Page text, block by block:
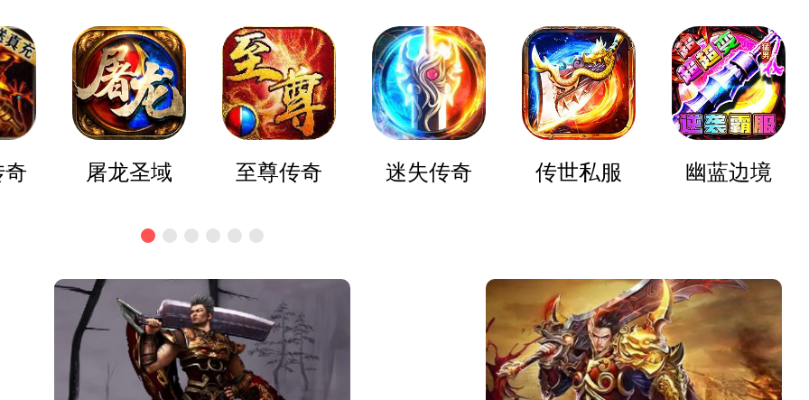
屠龙圣域 至尊传奇 迷失传奇 传世私服 幽蓝边境